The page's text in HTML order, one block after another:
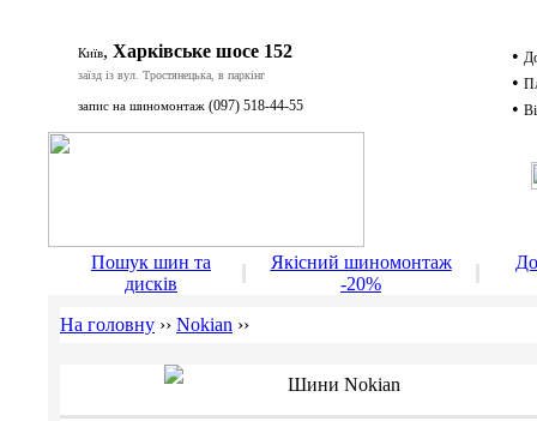
Київ, Харківське шосе 152
заїзд із вул. Тростянецька, в паркінг
запис на шиномонтаж (097) 518-44-55
•
•
•
Пошук шин та
дисків
Якісний шиномонтаж
-20%
На головну ›› Nokian ››
Шини Nokian